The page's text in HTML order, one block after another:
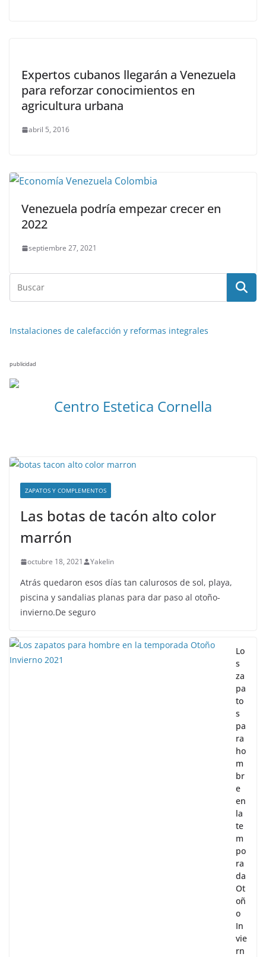
Expertos cubanos llegarán a Venezuela
para reforzar conocimientos en
agricultura urbana
abril 5, 2016
Venezuela podría empezar crecer en
2022
septiembre 27, 2021
Instalaciones de calefacción y reformas integrales
publicidad
Centro Estetica Cornella
ZAPATOS Y COMPLEMENTOS
Las botas de tacón alto color
marrón
octubre 18, 2021 Yakelin
Atrás quedaron esos días tan calurosos de sol, playa,
piscina y sandalias planas para dar paso al otoño-
invierno.De seguro
Lo
s
za
pa
to
s
pa
ra
ho
m
br
e
en
la
te
m
po
ra
da
Ot
oñ
o
In
vie
rn